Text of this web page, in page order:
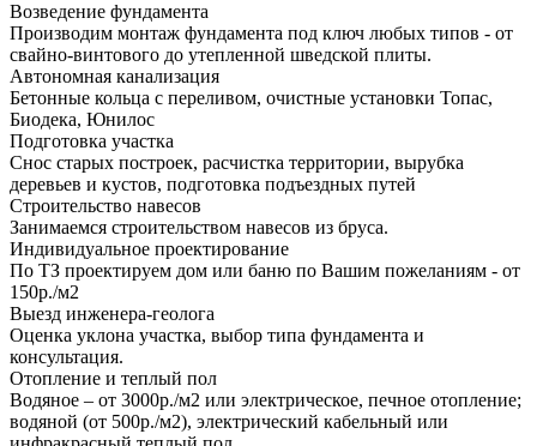
Возведение фундамента
Производим монтаж фундамента под ключ любых типов - от
свайно-винтового до утепленной шведской плиты.
Автономная канализация
Бетонные кольца с переливом, очистные установки Топас,
Биодека, Юнилос
Подготовка участка
Снос старых построек, расчистка территории, вырубка
деревьев и кустов, подготовка подъездных путей
Строительство навесов
Занимаемся строительством навесов из бруса.
Индивидуальное проектирование
По ТЗ проектируем дом или баню по Вашим пожеланиям - от
150р./м2
Выезд инженера-геолога
Оценка уклона участка, выбор типа фундамента и
консультация.
Отопление и теплый пол
Водяное – от 3000р./м2 или электрическое, печное отопление;
водяной (от 500р./м2), электрический кабельный или